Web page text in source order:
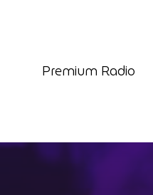
Premium Radio